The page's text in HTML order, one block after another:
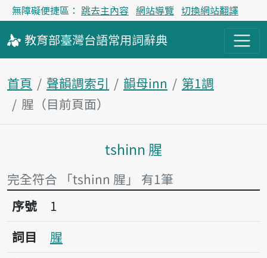
無障礙便捷區： 跳去主內容 網站導覽 切換網站翻譯
教育部臺灣台語常用詞辭典
首頁 聲韻調索引 韻母inn
第1調
腥（目前頁面）
主內容區塊
tshinn 腥
完全符合 「tshinn 腥」 有1筆
序號1腥
序號
1
詞目
腥